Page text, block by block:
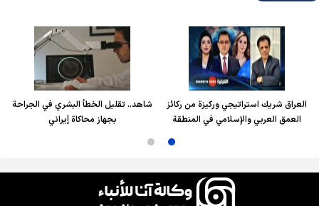
العراق شريك استراتيجي وركيزة من ركائز
العمق العربي والإسلامي في المنطقة
شاهد.. تقليل الخطأ البشري في الجراحة
بجهاز محاكاة إيراني